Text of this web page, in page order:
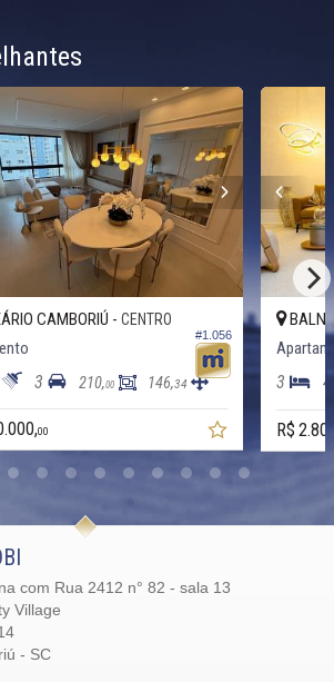
#1.056
CAMBORIÚ - CENTRO
3 210,00 146,34
00
3 4
R$
com Rua 2412 n° 82 - sala 13
Village
- SC